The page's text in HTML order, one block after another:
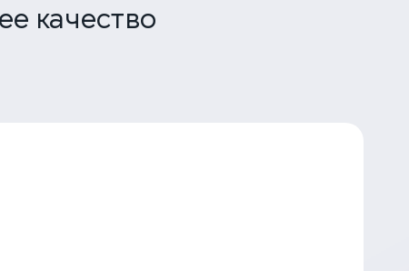
качество